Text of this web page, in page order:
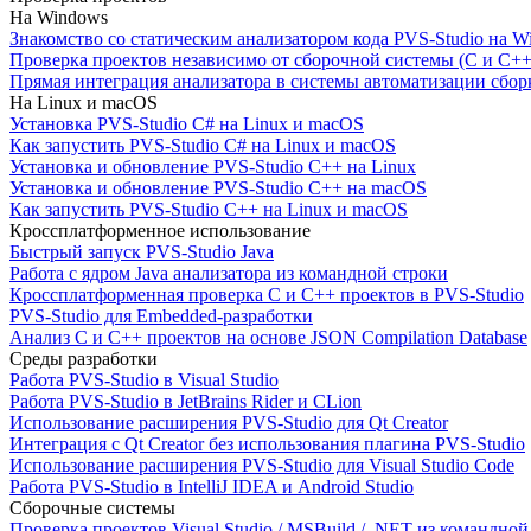
На Windows
Знакомство со статическим анализатором кода PVS-Studio на
Проверка проектов независимо от сборочной системы (C и
Прямая интеграция анализатора в системы автоматизации
На Linux и macOS
Установка PVS-Studio C# на Linux и macOS
Как запустить PVS-Studio C# на Linux и macOS
Установка и обновление PVS-Studio C++ на Linux
Установка и обновление PVS-Studio C++ на macOS
Как запустить PVS-Studio C++ на Linux и macOS
Кроссплатформенное использование
Быстрый запуск PVS-Studio Java
Работа с ядром Java анализатора из командной строки
Кроссплатформенная проверка C и C++ проектов в PVS-Studio
PVS-Studio для Embedded-разработки
Анализ C и C++ проектов на основе JSON Compilation Database
Среды разработки
Работа PVS-Studio в Visual Studio
Работа PVS-Studio в JetBrains Rider и CLion
Использование расширения PVS-Studio для Qt Creator
Интеграция с Qt Creator без использования плагина PVS-Studio
Использование расширения PVS-Studio для Visual Studio Code
Работа PVS-Studio в IntelliJ IDEA и Android Studio
Сборочные системы